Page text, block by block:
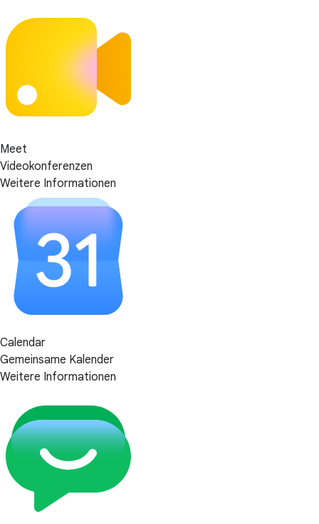
Meet
Videokonferenzen
Weitere Informationen
Calendar
Gemeinsame Kalender
Weitere Informationen